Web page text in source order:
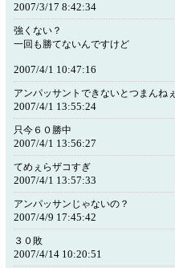
2007/3/17 8:42:34
強くない？
一回も勝てないんですけど
2007/4/1 10:47:16
アンパッサントできないとつまんねぇ
2007/4/1 13:55:24
只今６０勝中
2007/4/1 13:56:27
てめぇらザコすぎ
2007/4/1 13:57:33
アンパッサンじゃないの？
2007/4/9 17:45:42
３０敗
2007/4/14 10:20:51